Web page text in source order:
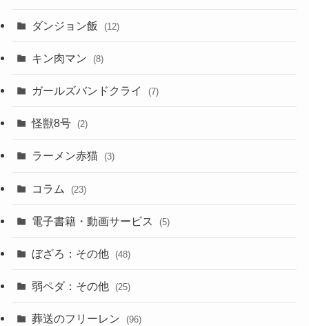
ダンジョン飯 (12)
キン肉マン (8)
ガールズバンドクライ (7)
怪獣8号 (2)
ラーメン赤猫 (3)
コラム (23)
電子書籍・動画サービス (5)
ぼざろ：その他 (48)
弱ペダ：その他 (25)
葬送のフリーレン (96)